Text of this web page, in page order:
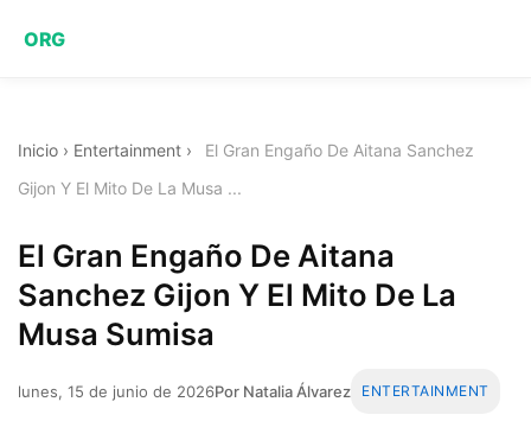
ORG
Inicio › Entertainment ›
El Gran Engaño De Aitana Sanchez
Gijon Y El Mito De La Musa ...
El Gran Engaño De Aitana
Sanchez Gijon Y El Mito De La
Musa Sumisa
lunes, 15 de junio de 2026Por Natalia Álvarez ENTERTAINMENT